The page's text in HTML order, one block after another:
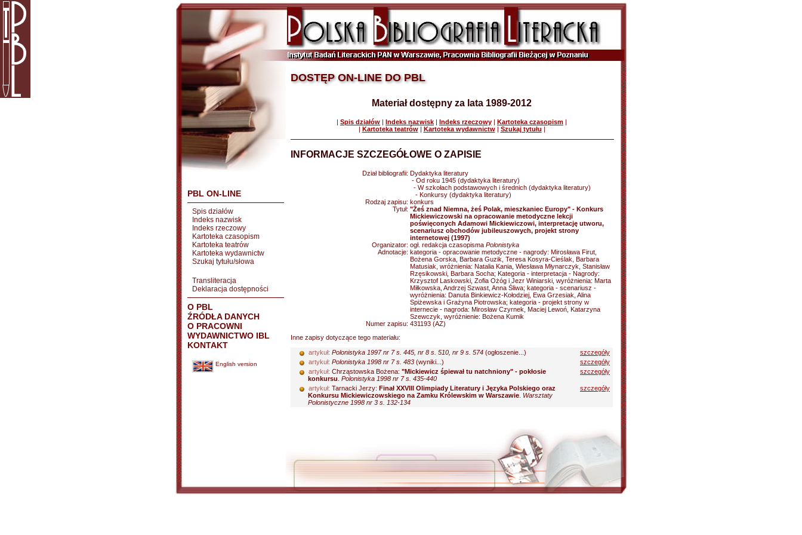
PBL ON-LINE
Spis działów
Indeks nazwisk
Indeks rzeczowy
Kartoteka czasopism
Kartoteka teatrów
Kartoteka wydawnictw
Szukaj tytułu/słowa
Transliteracja
Deklaracja dostępności
O PBL
ŹRÓDŁA DANYCH
O PRACOWNI
WYDAWNICTWO IBL
KONTAKT
English version
DOSTĘP ON-LINE DO PBL
Materiał dostępny za lata 1989-2012
| Spis działów | Indeks nazwisk | Indeks rzeczowy | Kartoteka czasopism |
| Kartoteka teatrów| Kartoteka wydawnictw| Szukaj tytułu |
INFORMACJE SZCZEGÓŁOWE O ZAPISIE
Dział bibliografii: Dydaktyka literatury
- Od roku 1945 (dydaktyka literatury)
- W szkołach podstawowych i średnich (dydaktyka literatury)
- Konkursy (dydaktyka literatury)
Rodzaj zapisu: konkurs
Tytuł: "Żeś znad Niemna, żeś Polak, mieszkaniec Europy" - Konkurs
Mickiewiczowski na opracowanie metodyczne lekcji
poświęconych Adamowi Mickiewiczowi, interpretację utworu,
scenariusz obchodów jubileuszowych, projekt strony
internetowej (1997)
Organizator: ogł. redakcja czasopisma Polonistyka
Adnotacje: kategoria - opracowanie metodyczne - nagrody: Mirosława Firut,
Bożena Gorska, Barbara Guzik, Teresa Kosyra-Cieślak, Barbara
Matusiak, wróżnienia: Natalia Kania, Wiesława Młynarczyk, Stanisław
Rzęsikowski, Barbara Socha; Kategoria - interpretacja - Nagrody:
Krzysztof Laskowski, Zofia Ożóg i Jezr Winiarski, wyróżnienia: Marta
Miłkowska, Andrzej Szwast, Anna Śliwa; kategoria - scenariusz -
wyróżnienia: Danuta Binkiewicz-Kołodziej, Ewa Grzesiak, Alina
Spiżewska i Grażyna Piotrowska; kategoria - projekt strony w
internecie - nagroda: Mirosław Czyrnek, Maciej Lewoń, Katarzyna
Szewczyk, wyróżnienie: Bożena Kumik
Numer zapisu: 431193 (AZ)
Inne zapisy dotyczące tego materiału:
artykuł: Polonistyka 1997 nr 7 s. 445, nr 8 s. 510, nr 9 s. 574 (ogłoszenie...)
szczegóły
artykuł: Polonistyka 1998 nr 7 s. 483 (wyniki...)
szczegóły
artykuł: Chrząstowska Bożena: "Mickiewicz śpiewał tu natchniony" - pokłosie
konkursu Polonistyka 1998 nr 7 s. 435-440
szczegóły
artykuł: Tarnacki Jerzy: Finał XXVIII Olimpiady Literatury i Języka Polskiego oraz
Konkursu Mickiewiczowskiego na Zamku Królewskim w Warszawie Warsztaty
Polonistyczne 1998 nr 3 s. 132-134
szczegóły